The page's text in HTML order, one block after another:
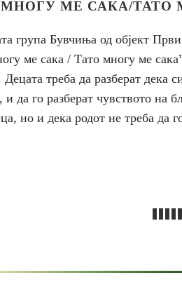
МЕ САКА/ТАТО
група Бувчиња од објект
ме сака / Тато многу ме
Децата треба да разберат дека
и да го разберат чувството на
но и дека родот не треба да